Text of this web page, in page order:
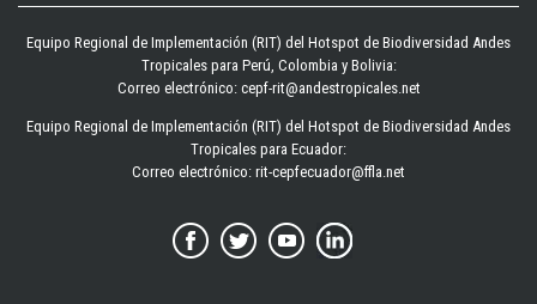
Equipo Regional de Implementación (RIT) del Hotspot de Biodiversidad Andes
Tropicales para Perú, Colombia y Bolivia:
Correo electrónico: cepf-rit@andestropicales.net
Equipo Regional de Implementación (RIT) del Hotspot de Biodiversidad Andes
Tropicales para Ecuador:
Correo electrónico: rit-cepfecuador@ffla.net